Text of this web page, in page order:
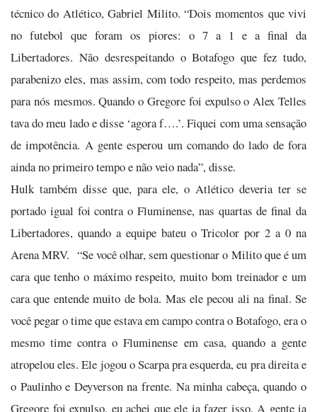
técnico do Atlético, Gabriel Milito. “Dois momentos que vivi
no futebol que foram os piores: o 7 a 1 e a final da
Libertadores. Não desrespeitando o Botafogo que fez tudo,
parabenizo eles, mas assim, com todo respeito, mas perdemos
para nós mesmos. Quando o Gregore foi expulso o Alex Telles
tava do meu lado e disse ‘agora f….’. Fiquei com uma sensação
de impotência. A gente esperou um comando do lado de fora
ainda no primeiro tempo e não veio nada”, disse.
Hulk também disse que, para ele, o Atlético deveria ter se
portado igual foi contra o Fluminense, nas quartas de final da
Libertadores, quando a equipe bateu o Tricolor por 2 a 0 na
Arena MRV. “Se você olhar, sem questionar o Milito que é um
cara que tenho o máximo respeito, muito bom treinador e um
cara que entende muito de bola. Mas ele pecou ali na final. Se
você pegar o time que estava em campo contra o Botafogo, era o
mesmo time contra o Fluminense em casa, quando a gente
atropelou eles. Ele jogou o Scarpa pra esquerda, eu pra direita e
o Paulinho e Deyverson na frente. Na minha cabeça, quando o
Gregore foi expulso, eu achei que ele ia fazer isso. A gente ia